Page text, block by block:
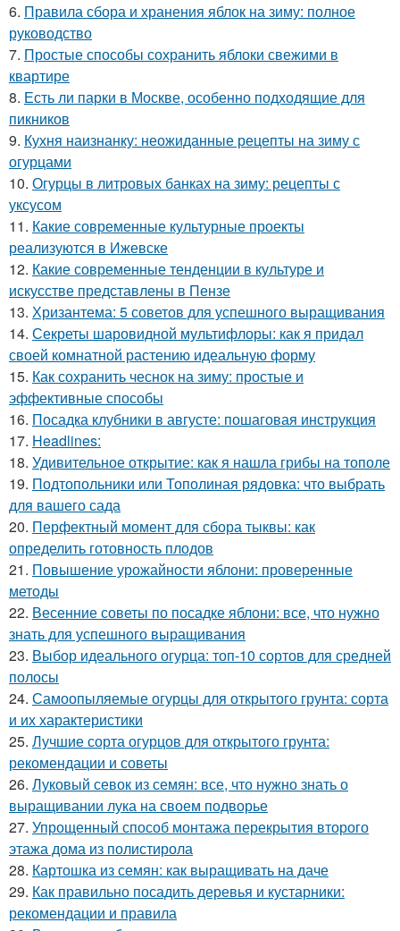
6. Правила сбора и хранения яблок на зиму: полное
руководство
7. Простые способы сохранить яблоки свежими в
квартире
8. Есть ли парки в Москве, особенно подходящие для
пикников
9. Кухня наизнанку: неожиданные рецепты на зиму с
огурцами
10. Огурцы в литровых банках на зиму: рецепты с
уксусом
11. Какие современные культурные проекты
реализуются в Ижевске
12. Какие современные тенденции в культуре и
искусстве представлены в Пензе
13. Хризантема: 5 советов для успешного выращивания
14. Секреты шаровидной мультифлоры: как я придал
своей комнатной растению идеальную форму
15. Как сохранить чеснок на зиму: простые и
эффективные способы
16. Посадка клубники в августе: пошаговая инструкция
17. Headlines:
18. Удивительное открытие: как я нашла грибы на тополе
19. Подтопольники или Тополиная рядовка: что выбрать
для вашего сада
20. Перфектный момент для сбора тыквы: как
определить готовность плодов
21. Повышение урожайности яблони: проверенные
методы
22. Весенние советы по посадке яблони: все, что нужно
знать для успешного выращивания
23. Выбор идеального огурца: топ-10 сортов для средней
полосы
24. Самоопыляемые огурцы для открытого грунта: сорта
и их характеристики
25. Лучшие сорта огурцов для открытого грунта:
рекомендации и советы
26. Луковый севок из семян: все, что нужно знать о
выращивании лука на своем подворье
27. Упрощенный способ монтажа перекрытия второго
этажа дома из полистирола
28. Картошка из семян: как выращивать на даче
29. Как правильно посадить деревья и кустарники:
рекомендации и правила